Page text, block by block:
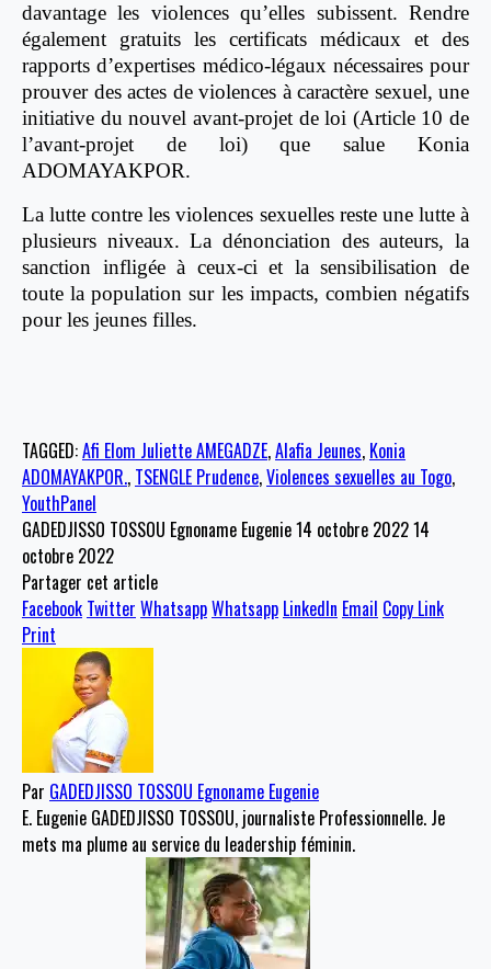
davantage les violences qu’elles subissent. Rendre
également gratuits les certificats médicaux et des
rapports d’expertises médico-légaux nécessaires pour
prouver des actes de violences à caractère sexuel, une
initiative du nouvel avant-projet de loi (Article 10 de
l’avant-projet de loi) que salue Konia
ADOMAYAKPOR.
La lutte contre les violences sexuelles reste une lutte à
plusieurs niveaux. La dénonciation des auteurs, la
sanction infligée à ceux-ci et la sensibilisation de
toute la population sur les impacts, combien négatifs
pour les jeunes filles.
TAGGED:Afi Elom Juliette AMEGADZE,Alafia Jeunes, Konia
ADOMAYAKPOR., TSENGLE Prudence,Violences sexuelles au Togo,
YouthPanel
GADEDJISSO TOSSOU Egnoname Eugenie14 octobre 202214
octobre 2022
Partager cet article
Facebook Twitter WhatsappWhatsapp LinkedIn Email Copy Link
Print
Par GADEDJISSO TOSSOU Egnoname Eugenie
E. Eugenie GADEDJISSO TOSSOU, journaliste Professionnelle. Je
mets ma plume au service du leadership féminin.